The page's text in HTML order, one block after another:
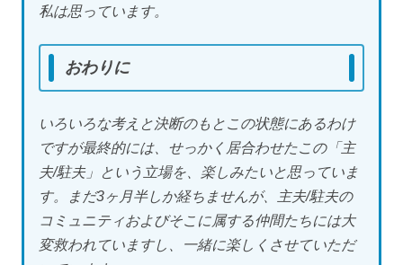
私は思っています。
おわりに
いろいろな考えと決断のもとこの状態にあるわけ
ですが最終的には、せっかく居合わせたこの「主
夫/駐夫」という立場を、楽しみたいと思っていま
す。まだ3ヶ月半しか経ちませんが、主夫/駐夫の
コミュニティおよびそこに属する仲間たちには大
変救われていますし、一緒に楽しくさせていただ